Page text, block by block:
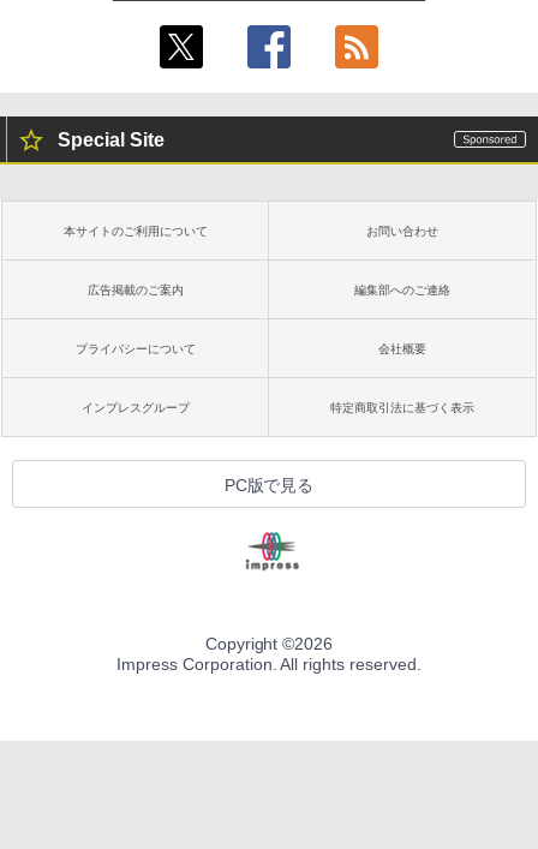
Special Site
本サイトのご利用について お問い合わせ
広告掲載のご案内 編集部へのご連絡
プライバシーについて 会社概要
インプレスグループ 特定商取引法に基づく表示
PC版で見る
Copyright ©2026
Impress Corporation. All rights reserved.